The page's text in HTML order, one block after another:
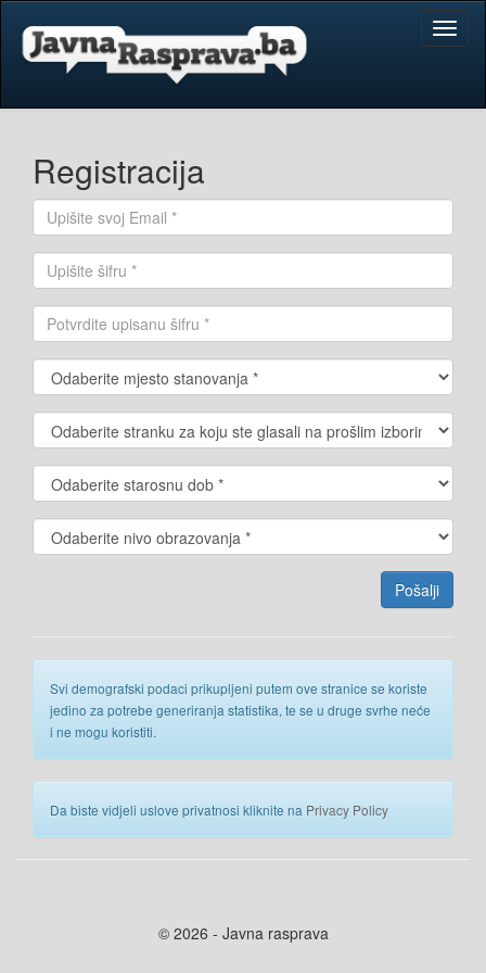
Registracija
Svi demografski podaci prikupljeni putem ove stranice se koriste
jedino za potrebe generiranja statistika, te se u druge svrhe neće
i ne mogu koristiti.
Da biste vidjeli uslove privatnosi kliknite na Privacy Policy
© 2026 - Javna rasprava